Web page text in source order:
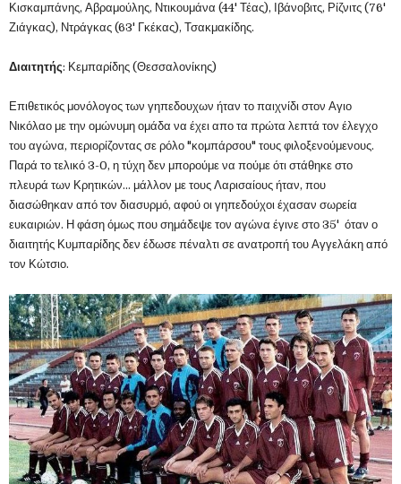
Κισκαμπάνης, Αβραμούλης, Ντικουμάνα (44' Τέας), Ιβάνοβιτς, Ρίζνιτς (76'
Ζιάγκας), Ντράγκας (63' Γκέκας), Τσακμακίδης.
Διαιτητής: Κεμπαρίδης (Θεσσαλονίκης)
Επιθετικός μονόλογος των γηπεδουχων ήταν το παιχνίδι στον Αγιο
Νικόλαο με την ομώνυμη ομάδα να έχει απο τα πρώτα λεπτά τον έλεγχο
του αγώνα, περιορίζοντας σε ρόλο "κομπάρσου" τους φιλοξενούμενους.
Παρά το τελικό 3-0, η τύχη δεν μπορούμε να πούμε ότι στάθηκε στο
πλευρά των Κρητικών... μάλλον με τους Λαρισαίους ήταν, που
διασώθηκαν από τον διασυρμό, αφού οι γηπεδούχοι έχασαν σωρεία
ευκαιριών. Η φάση όμως που σημάδεψε τον αγώνα έγινε στο 35' όταν ο
διαιτητής Κυμπαρίδης δεν έδωσε πέναλτι σε ανατροπή του Αγγελάκη από
τον Κώτσιο.